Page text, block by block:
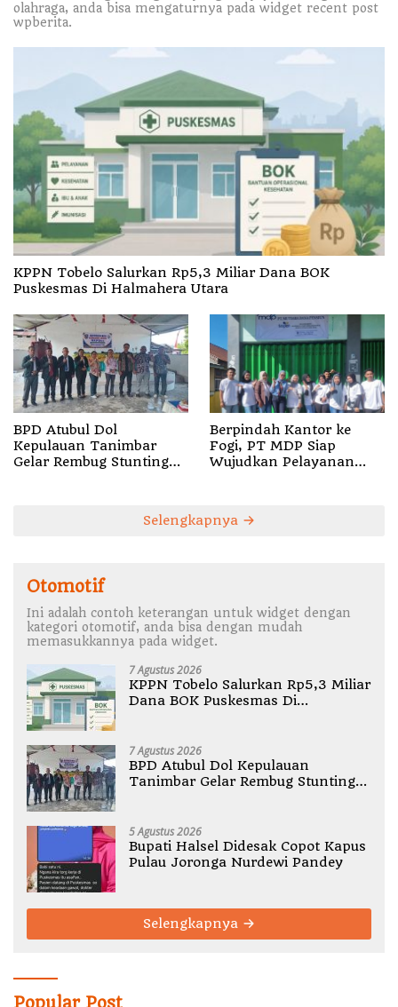
olahraga, anda bisa mengaturnya pada widget recent post
wpberita.
KPPN Tobelo Salurkan Rp5,3 Miliar Dana BOK
Puskesmas Di Halmahera Utara
BPD Atubul Dol
Kepulauan Tanimbar
Gelar Rembug Stunting
Berpindah Kantor ke
Fogi, PT MDP Siap
Wujudkan Pelayanan
Selengkapnya
Otomotif
Ini adalah contoh keterangan untuk widget dengan
kategori otomotif, anda bisa dengan mudah
memasukkannya pada widget.
7 Agustus 2026
KPPN Tobelo Salurkan Rp5,3 Miliar
Dana BOK Puskesmas Di
7 Agustus 2026
BPD Atubul Dol Kepulauan
Tanimbar Gelar Rembug Stunting
5 Agustus 2026
Bupati Halsel Didesak Copot Kapus
Pulau Joronga Nurdewi Pandey
Selengkapnya